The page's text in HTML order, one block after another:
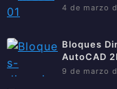
4 de marzo
Bloques
AutoCAD
9 de marzo